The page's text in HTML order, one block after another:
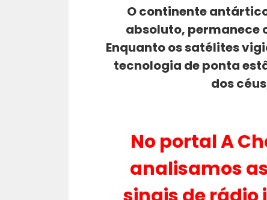
O continente
absoluto, permanece
Enquanto os satélites
tecnologia de ponta
dos
No portalA
analisamos